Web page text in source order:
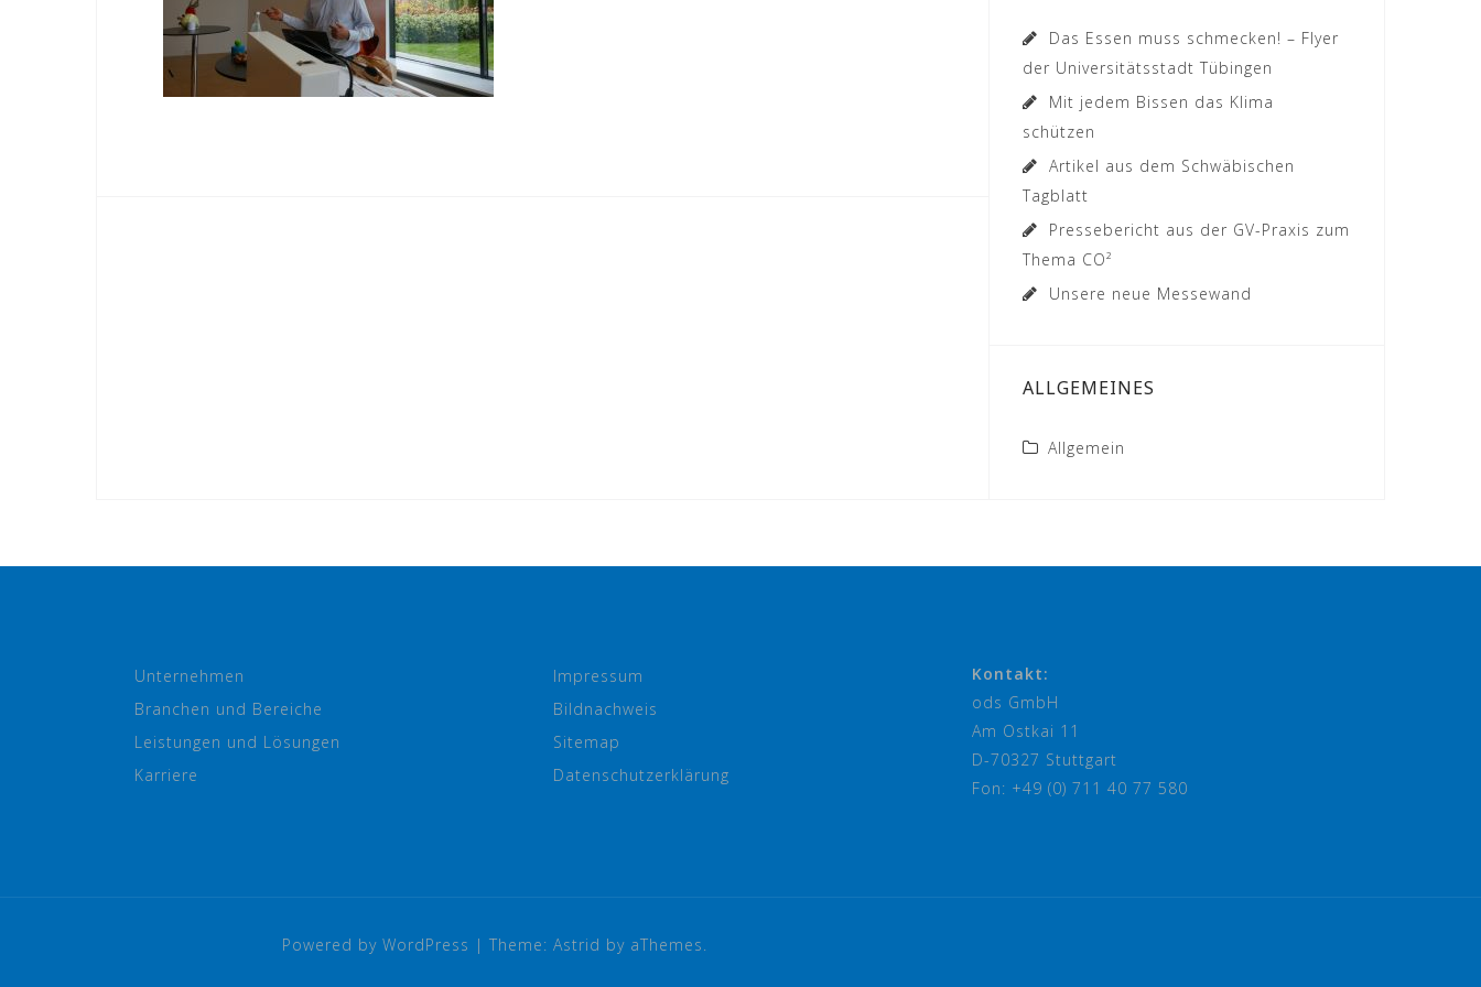
Das Essen muss schmecken! – Flyer
der Universitätsstadt Tübingen
Mit jedem Bissen das Klima
schützen
Artikel aus dem Schwäbischen
Tagblatt
Pressebericht aus der GV-Praxis zum
Thema CO²
Unsere neue Messewand
ALLGEMEINES
Allgemein
Unternehmen
Branchen und Bereiche
Leistungen und Lösungen
Karriere
Impressum
Bildnachweis
Sitemap
Datenschutzerklärung
Kontakt:
ods GmbH
Am Ostkai 11
D-70327 Stuttgart
Fon: +49 (0) 711 40 77 580
Powered by WordPress | Theme: Astrid by aThemes.